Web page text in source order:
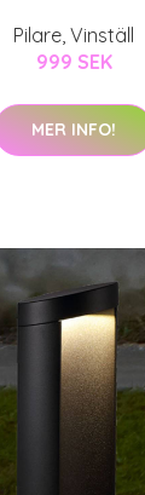
Pilare, Vinställ
999 SEK
MER INFO!